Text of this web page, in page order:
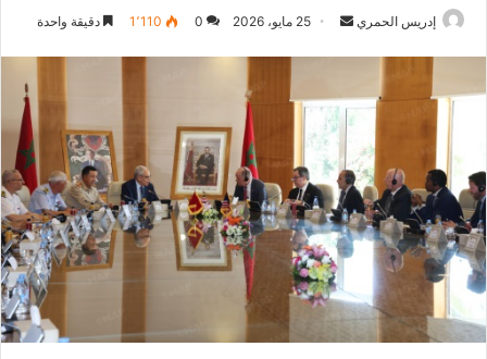
إدريس الحمري
ل
ب
ي
د
ا
إ
ل
ك
25 مايو، 2026 0 1٬110 دقيقة واحدة